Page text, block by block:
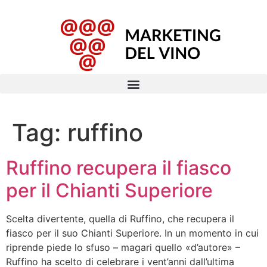
Tag: ruffino
Ruffino recupera il fiasco
per il Chianti Superiore
Scelta divertente, quella di Ruffino, che recupera il
fiasco per il suo Chianti Superiore. In un momento in cui
riprende piede lo sfuso – magari quello «d’autore» –
Ruffino ha scelto di celebrare i vent’anni dall’ultima